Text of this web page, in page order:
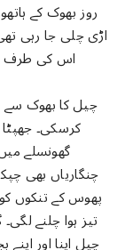
روز بھوک کے
اڑی چلی جا رہی
اس کی طرف
چیل کا بھوک سے
کرسکی۔
گھونسلے
چنگاریاں بھی
پھوس کے تنکوں
تیز ہوا چلنے
چیل اپنا اور